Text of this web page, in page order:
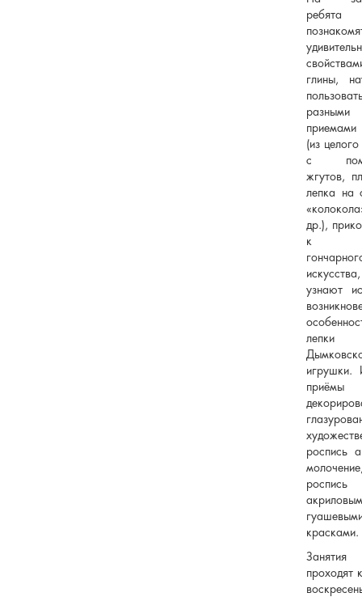
ребята
глины,
разными
приемами
(из
с
жгутов,
лепка на
др.),
к
искусства,
узнают
лепки
игрушки.
приёмы
роспись
роспись
красками.
Занятия
проходят